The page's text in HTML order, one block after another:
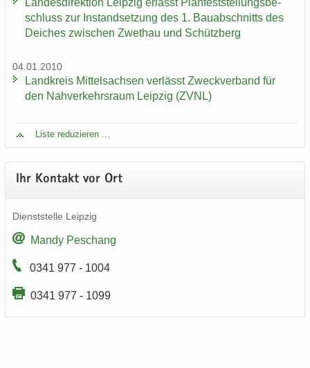
Lan­des­di­rek­ti­on Leip­zig er­lässt Plan­fest­stel­lungs­be­
schluss zur In­stand­set­zung des 1. Bau­ab­schnitts des
Dei­ches zwi­schen Zwet­hau und Schütz­berg
04.01.2010
Land­kreis Mit­tel­sach­sen ver­lässt Zweck­ver­band für
den Nah­ver­kehrs­raum Leip­zig (ZVNL)
Liste re­du­zie­ren ...
Ihr Kon­takt vor Ort
Dienst­stel­le Leip­zig
Mandy Peschang
0341 977 - 1004
0341 977 - 1099